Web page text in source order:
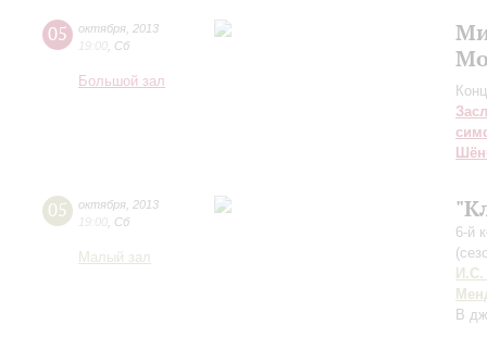
05 октября 2013
19:00 Сб
Большой зал
05 октября 2013
19:00 Сб
Малый зал
6-й
И.С.
В